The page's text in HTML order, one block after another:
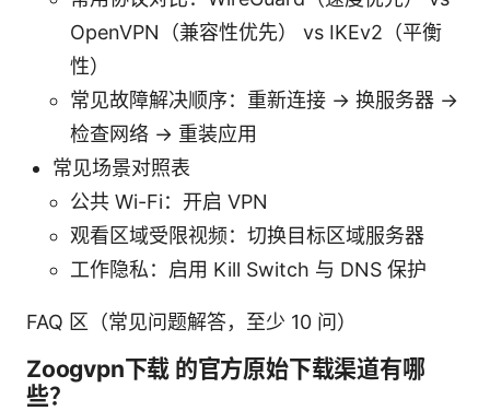
OpenVPN（兼容性优先） vs IKEv2（平衡
性）
常见故障解决顺序：重新连接 -> 换服务器 ->
检查网络 -> 重装应用
常见场景对照表
公共 Wi-Fi：开启 VPN
观看区域受限视频：切换目标区域服务器
工作隐私：启用 Kill Switch 与 DNS 保护
FAQ 区（常见问题解答，至少 10 问）
Zoogvpn下载 的官方原始下载渠道有哪
些？